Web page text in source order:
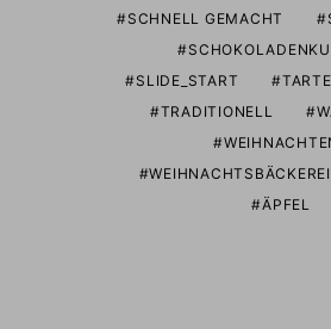
SCHNELL GEMACHT
SLIDE_START
TARTE
TRADITIONELL
WEIHNACHTSBÄCKEREI
ÄPFEL